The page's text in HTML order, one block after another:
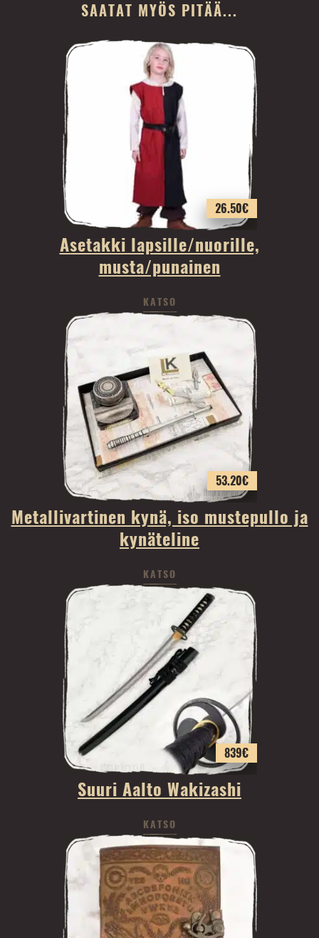
SAATAT MYÖS PITÄÄ...
26.50€
Asetakki lapsille/nuorille,
musta/punainen
KATSO
53.20€
Metallivartinen kynä, iso mustepullo ja
kynäteline
KATSO
839€
Suuri Aalto Wakizashi
KATSO